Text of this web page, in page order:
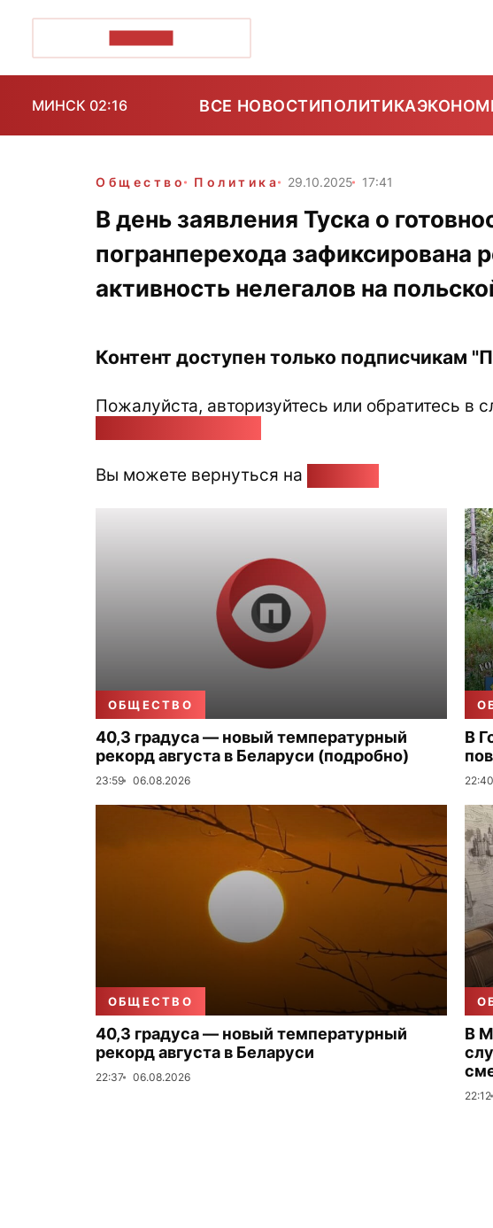
МИНСК 02:16 ВСЕ НОВОСТИПОЛИТИКА
Общество Политика 29.10.2025 17:41
В день заявления Туска о
погранперехода зафиксирована
активность нелегалов на
Контент доступен только подписчикам
Пожалуйста, авторизуйтесь или обратитесь в
Вы можете вернуться на
ОБЩЕСТВО
40,3 градуса — новый температурный
рекорд августа в Беларуси (подробно)
23:59 06.08.2026
В
22:40
ОБЩЕСТВО
40,3 градуса — новый температурный
рекорд августа в Беларуси
22:37 06.08.2026
В
22:12